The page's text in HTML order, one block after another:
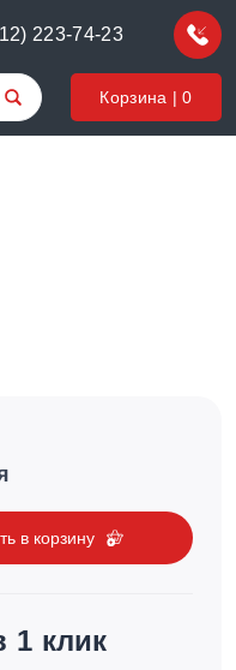
223-74-23
Корзина |0
в корзину
1 клик